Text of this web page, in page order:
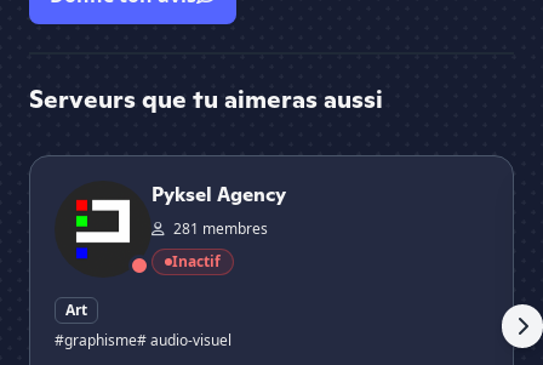
Serveurs que tu aimeras aussi
Pyksel Agency
Pyksel Agency
281 membres
Inactif
Art
#graphisme# audio-visuel